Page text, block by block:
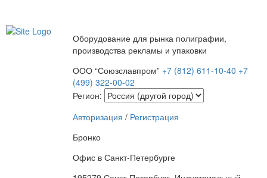
Оборудование для рынка полиграфии,
производства рекламы и упаковки
ООО “Союзславпром” +7 (812) 611-10-40 +7
(499) 322-00-02
Регион:
Авторизация / Регистрация
Бронко
Офис в Санкт-Петербурге